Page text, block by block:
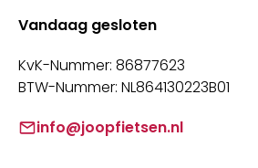
Vandaag gesloten
KvK-Nummer: 86877623
BTW-Nummer: NL864130223B01
info@joopfietsen.nl